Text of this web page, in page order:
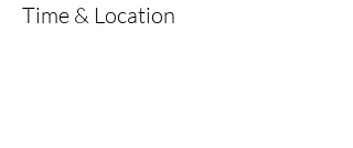
Time & Location